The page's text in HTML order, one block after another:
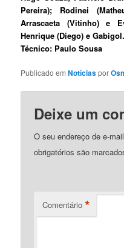
Pereira); Rodinei
Arrascaeta (Vitinho) e
Henrique (Diego) e Gabigol.
Técnico: Paulo Sousa
Publicado emNotíciaspor
Deixe um
O seu endereço de e-
obrigatórios são
Comentário *